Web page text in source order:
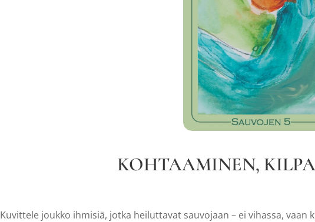
KOHTAAMINEN,
Kuvittele joukko ihmisiä, jotka heiluttavat sauvojaan – ei vihassa,